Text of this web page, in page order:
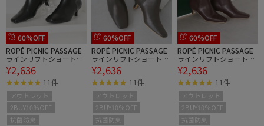
60%OFF
ROPÉ PICNIC PASSAGE
ラインリフトショートブ
ーツ
¥2,636
11件
アウトレット
2BUY10%OFF
抗菌防臭
60%OFF
ROPÉ PICNIC PASSAGE
ラインリフトショートブ
ーツ
¥2,636
11件
アウトレット
2BUY10%OFF
抗菌防臭
60%OFF
ROPÉ PICNIC PASSAGE
ラインリフトショートブ
ーツ
¥2,636
11件
アウトレット
2BUY10%OFF
抗菌防臭